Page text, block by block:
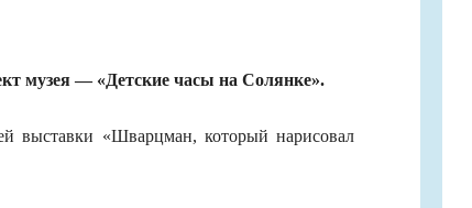
музея — «Детские часы на Солянке».
выставки «Шварцман, который нарисовал